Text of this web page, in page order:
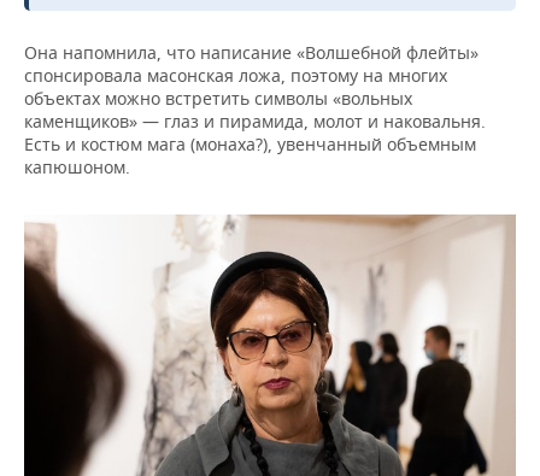
Она напомнила, что написание «Волшебной флейты»
спонсировала масонская ложа, поэтому на многих
объектах можно встретить символы «вольных
каменщиков» — глаз и пирамида, молот и наковальня.
Есть и костюм мага (монаха?), увенчанный объемным
капюшоном.